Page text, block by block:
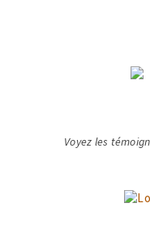
Voyez les